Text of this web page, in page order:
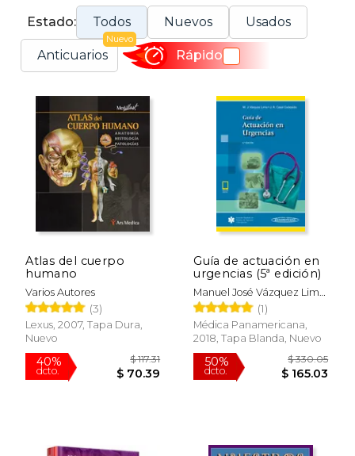
Estado: Todos Nuevos Usados
Anticuarios
Nuevo
Rápido
Atlas del cuerpo
humano
Varios Autores
(3)
Lexus, 2007, Tapa Dura,
Nuevo
Guía de actuación en
urgencias (5ª edición)
Manuel José Vázquez Lima,
José Ramón Casal
Codesido
(1)
Médica Panamericana,
2018, Tapa Blanda, Nuevo